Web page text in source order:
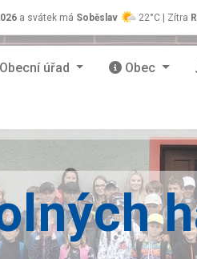
a svátek má Soběslav 22°C | Zítra
Obecní úřad Obec